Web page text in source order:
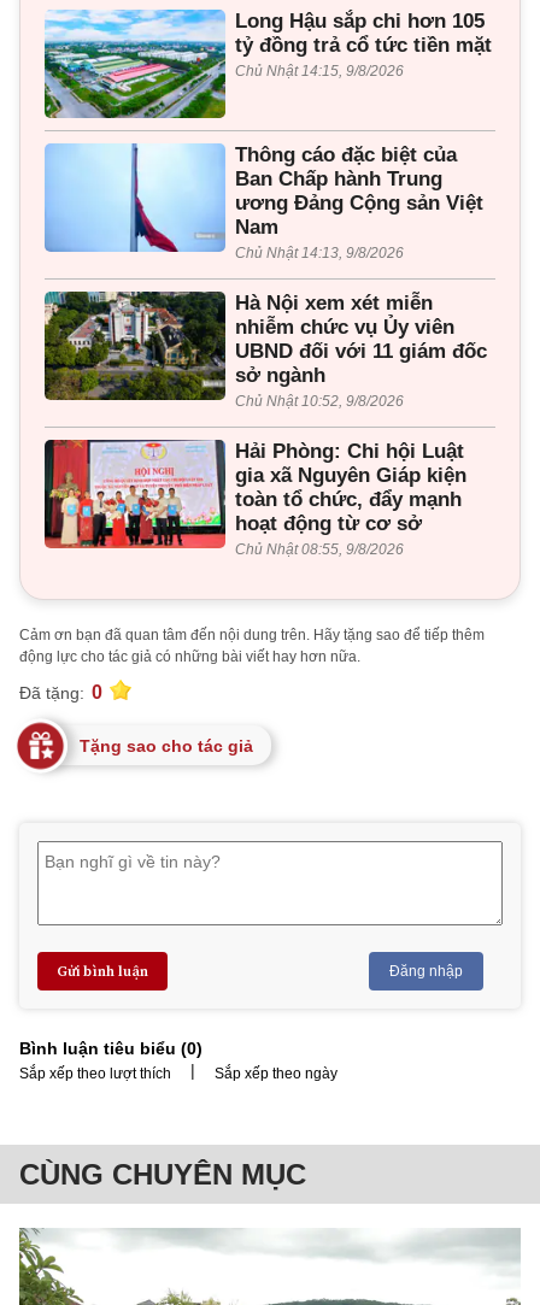
Long Hậu sắp chi hơn 105
tỷ đồng trả cổ tức tiền mặt
Chủ Nhật 14:15, 9/8/2026
Thông cáo đặc biệt của
Ban Chấp hành Trung
ương Đảng Cộng sản Việt
Nam
Chủ Nhật 14:13, 9/8/2026
Hà Nội xem xét miễn
nhiễm chức vụ Ủy viên
UBND đối với 11 giám đốc
sở ngành
Chủ Nhật 10:52, 9/8/2026
Hải Phòng: Chi hội Luật
gia xã Nguyên Giáp kiện
toàn tổ chức, đẩy mạnh
hoạt động từ cơ sở
Chủ Nhật 08:55, 9/8/2026
Cảm ơn bạn đã quan tâm đến nội dung trên. Hãy tặng sao để tiếp thêm
động lực cho tác giả có những bài viết hay hơn nữa.
Đã tặng: 0
Tặng sao cho tác giả
Gửi bình luận Đăng nhập
Bình luận tiêu biểu (0)
Sắp xếp theo lượt thích | Sắp xếp theo ngày
CÙNG CHUYÊN MỤC